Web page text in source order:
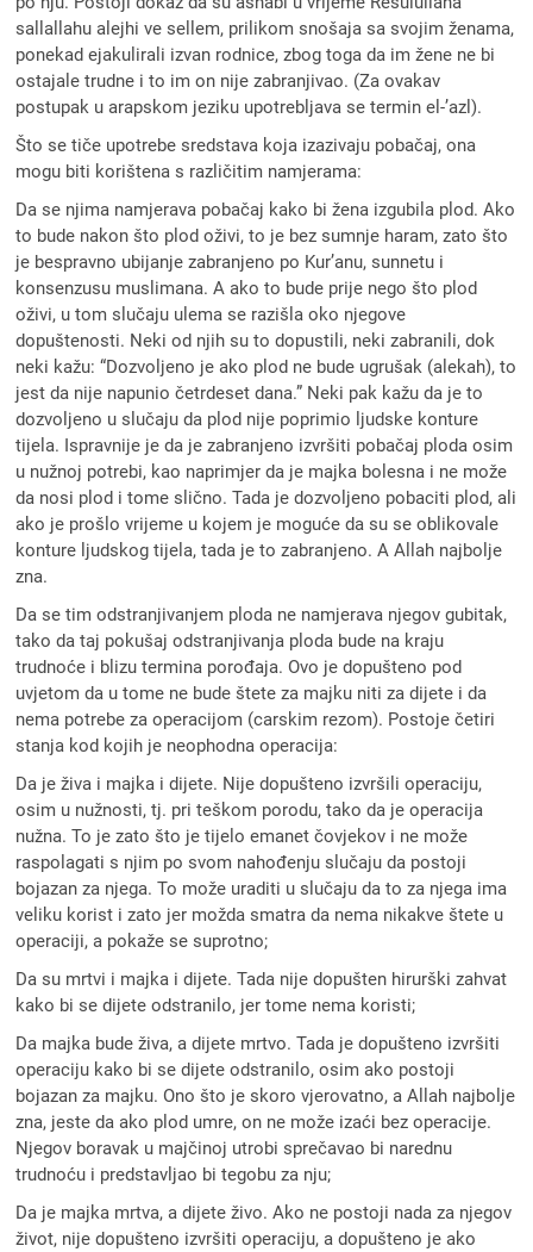
sallallahu alejhi ve sellem, prilikom snošaja sa svojim ženama,
ponekad ejakulirali izvan rodnice, zbog toga da im žene ne bi
ostajale trudne i to im on nije zabranjivao. (Za ovakav
postupak u arapskom jeziku upotrebljava se termin el-’azl).
Što se tiče upotrebe sredstava koja izazivaju pobačaj, ona
mogu biti korištena s različitim namjerama:
Da se njima namjerava pobačaj kako bi žena izgubila plod. Ako
to bude nakon što plod oživi, to je bez sumnje haram, zato što
je bespravno ubijanje zabranjeno po Kur’anu, sunnetu i
konsenzusu muslimana. A ako to bude prije nego što plod
oživi, u tom slučaju ulema se razišla oko njegove
dopuštenosti. Neki od njih su to dopustili, neki zabranili, dok
neki kažu: “Dozvoljeno je ako plod ne bude ugrušak (alekah), to
jest da nije napunio četrdeset dana.” Neki pak kažu da je to
dozvoljeno u slučaju da plod nije poprimio ljudske konture
tijela. Ispravnije je da je zabranjeno izvršiti pobačaj ploda osim
u nužnoj potrebi, kao naprimjer da je majka bolesna i ne može
da nosi plod i tome slično. Tada je dozvoljeno pobaciti plod, ali
ako je prošlo vrijeme u kojem je moguće da su se oblikovale
konture ljudskog tijela, tada je to zabranjeno. A Allah najbolje
zna.
Da se tim odstranjivanjem ploda ne namjerava njegov gubitak,
tako da taj pokušaj odstranjivanja ploda bude na kraju
trudnoće i blizu termina porođaja. Ovo je dopušteno pod
uvjetom da u tome ne bude štete za majku niti za dijete i da
nema potrebe za operacijom (carskim rezom). Postoje četiri
stanja kod kojih je neophodna operacija:
Da je živa i majka i dijete. Nije dopušteno izvršili operaciju,
osim u nužnosti, tj. pri teškom porodu, tako da je operacija
nužna. To je zato što je tijelo emanet čovjekov i ne može
raspolagati s njim po svom nahođenju slučaju da postoji
bojazan za njega. To može uraditi u slučaju da to za njega ima
veliku korist i zato jer možda smatra da nema nikakve štete u
operaciji, a pokaže se suprotno;
Da su mrtvi i majka i dijete. Tada nije dopušten hirurški zahvat
kako bi se dijete odstranilo, jer tome nema koristi;
Da majka bude živa, a dijete mrtvo. Tada je dopušteno izvršiti
operaciju kako bi se dijete odstranilo, osim ako postoji
bojazan za majku. Ono što je skoro vjerovatno, a Allah najbolje
zna, jeste da ako plod umre, on ne može izaći bez operacije.
Njegov boravak u majčinoj utrobi sprečavao bi narednu
trudnoću i predstavljao bi tegobu za nju;
Da je majka mrtva, a dijete živo. Ako ne postoji nada za njegov
život, nije dopušteno izvršiti operaciju, a dopušteno je ako